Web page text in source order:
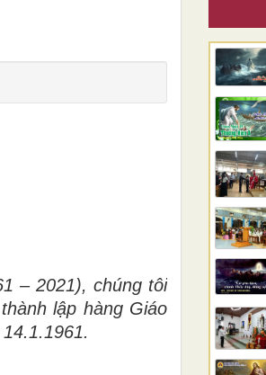
– 2021), chúng tôi
lập hàng Giáo